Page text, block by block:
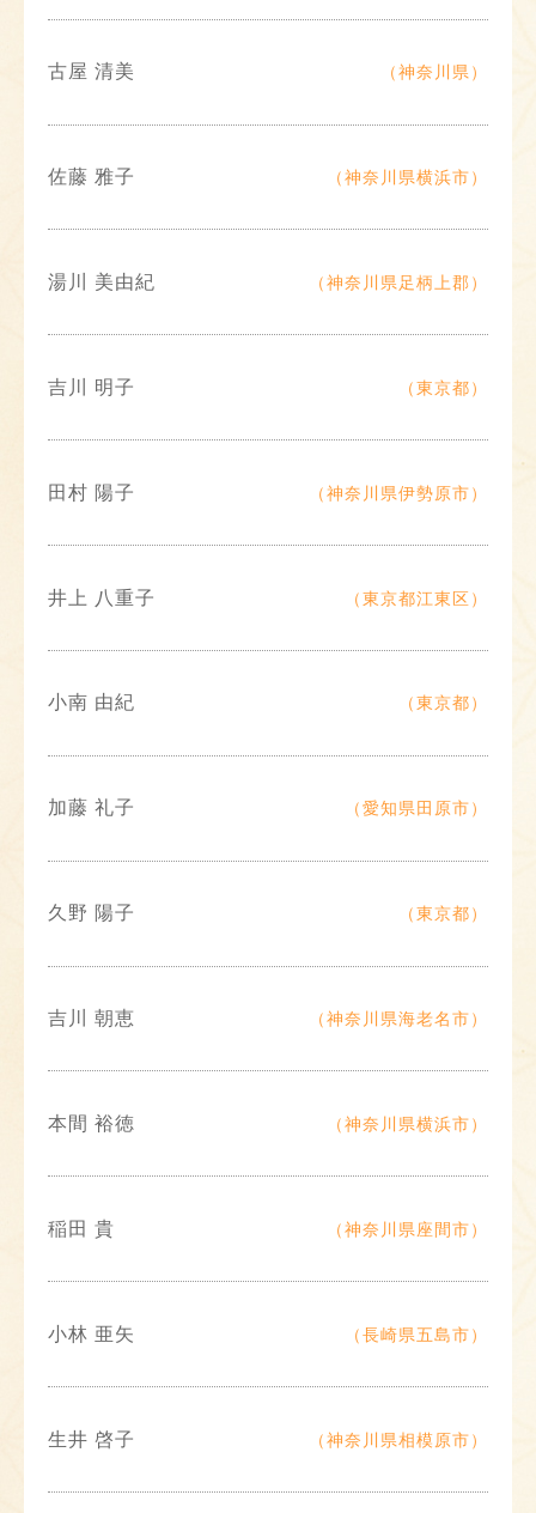
古屋 清美 （神奈川県）
佐藤 雅子 （神奈川県横浜市）
湯川 美由紀 （神奈川県足柄上郡）
吉川 明子 （東京都）
田村 陽子 （神奈川県伊勢原市）
井上 八重子 （東京都江東区）
小南 由紀 （東京都）
加藤 礼子 （愛知県田原市）
久野 陽子 （東京都）
吉川 朝恵 （神奈川県海老名市）
本間 裕徳 （神奈川県横浜市）
稲田 貴 （神奈川県座間市）
小林 亜矢 （長崎県五島市）
生井 啓子 （神奈川県相模原市）